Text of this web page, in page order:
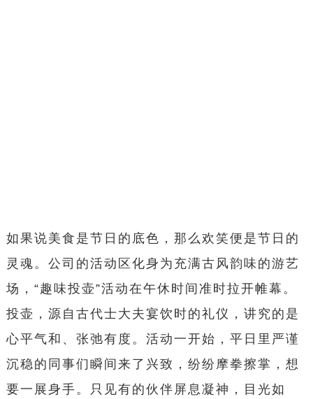
如果说美食是节日的底色，那么欢笑便是节日的
灵魂。公司的活动区化身为充满古风韵味的游艺
场，“趣味投壶”活动在午休时间准时拉开帷幕。
投壶，源自古代士大夫宴饮时的礼仪，讲究的是
心平气和、张弛有度。活动一开始，平日里严谨
沉稳的同事们瞬间来了兴致，纷纷摩拳擦掌，想
要一展身手。只见有的伙伴屏息凝神，目光如